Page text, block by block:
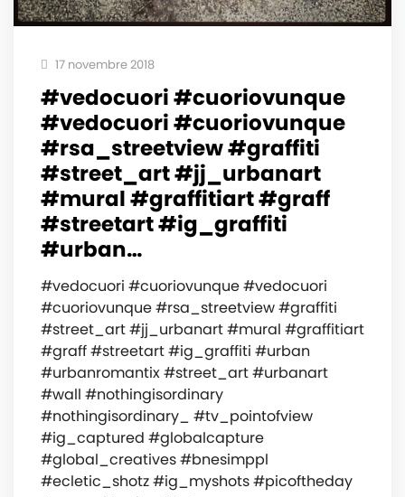
17 novembre 2018
#vedocuori #cuoriovunque
#vedocuori #cuoriovunque
#rsa_streetview #graffiti
#street_art #jj_urbanart
#mural #graffitiart #graff
#streetart #ig_graffiti
#urban…
#vedocuori #cuoriovunque #vedocuori
#cuoriovunque #rsa_streetview #graffiti
#street_art #jj_urbanart #mural #graffitiart
#graff #streetart #ig_graffiti #urban
#urbanromantix #street_art #urbanart
#wall #nothingisordinary
#nothingisordinary_ #tv_pointofview
#ig_captured #globalcapture
#global_creatives #bnesimppl
#ecletic_shotz #ig_myshots #picoftheday